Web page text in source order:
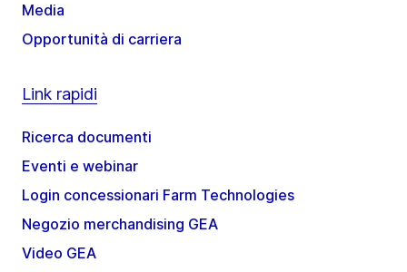
Media
Opportunità di carriera
Link rapidi
Ricerca documenti
Eventi e webinar
Login concessionari Farm Technologies
Negozio merchandising GEA
Video GEA